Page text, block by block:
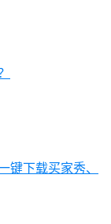
键下载买家秀、